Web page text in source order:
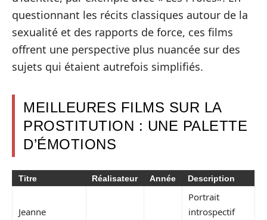
questionnant les récits classiques autour de la
sexualité et des rapports de force, ces films
offrent une perspective plus nuancée sur des
sujets qui étaient autrefois simplifiés.
MEILLEURES FILMS SUR LA
PROSTITUTION : UNE PALETTE
D’ÉMOTIONS
Titre Réalisateur Année Description
Jeanne
Portrait
introspectif